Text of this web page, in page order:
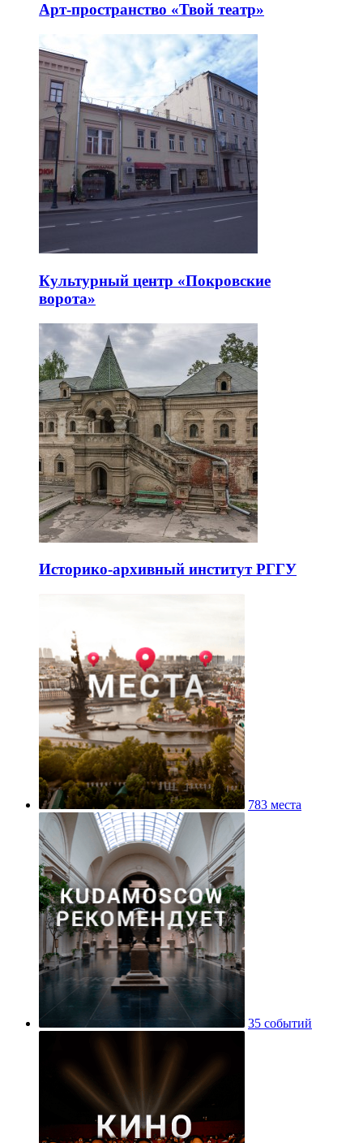
Арт-пространство «Твой театр»
Культурный центр «Покровские
ворота»
Историко-архивный институт РГГУ
783 места
35 событий